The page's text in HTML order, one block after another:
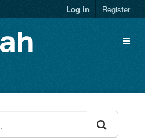
Log in Register